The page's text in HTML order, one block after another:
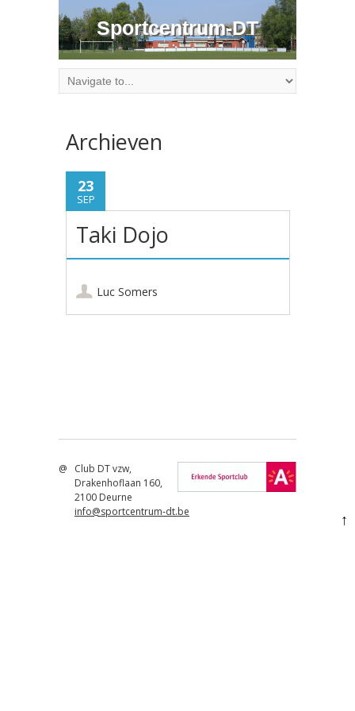
Sportcentrum-DT
Archieven
23
SEP
Taki Dojo
Luc Somers
@
Club DT vzw,
Drakenhoflaan 160,
2100 Deurne
info@sportcentrum-dt.be
↑